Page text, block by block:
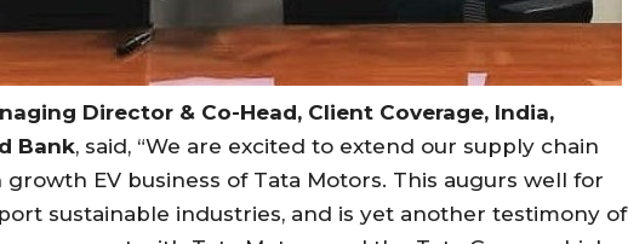
Director & Co-Head, Client Coverage, India,
Bank, said, “We are excited to extend our supply chain
EV business of Tata Motors. This augurs well for
sustainable industries, and is yet another testimony of